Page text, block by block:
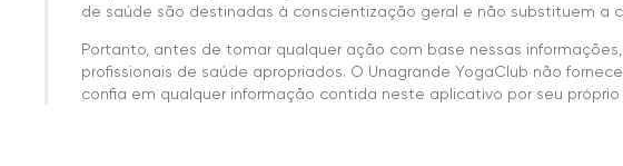
de saúde são destinadas à conscientização geral e não substituem a
Portanto, antes de tomar qualquer ação com base nessas
profissionais de saúde apropriados. O Unagrande YogaClub não
confia em qualquer informação contida neste aplicativo por seu próprio